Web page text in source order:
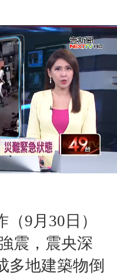
9月30日）
震，震央深
多地建築物倒